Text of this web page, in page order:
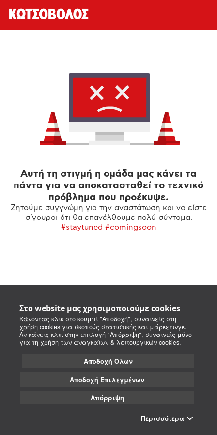
Στο website μας χρησιμοποιούμε cookies
Κάνοντας κλικ στο κουμπί "Αποδοχή", συναινείς στη
χρήση cookies για σκοπούς στατιστικής και μάρκετινγκ.
Αν κάνεις κλικ στην επιλογή "Απόρριψη", συναινείς μόνο
για τη χρήση των αναγκαίων & λειτουργικών cookies.
Αποδοχή Όλων
Αποδοχή Επιλεγμένων
Απόρριψη
Περισσότερα
Αυτή τη στιγμή η ομάδα μας κάνει τα
πάντα για να αποκατασταθεί το τεχνικό
πρόβλημα που προέκυψε.
Ζητούμε συγγνώμη για την αναστάτωση και να είστε
σίγουροι ότι θα επανέλθουμε πολύ σύντομα.
#staytuned #comingsoon